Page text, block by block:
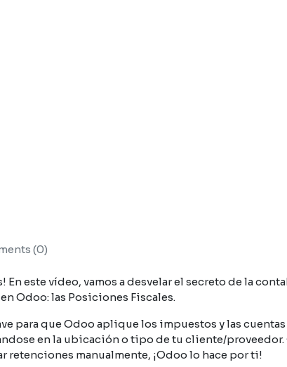
(0)
En este vídeo, vamos a desvelar el secreto de la
Odoo: las Posiciones Fiscales.
para que Odoo aplique los impuestos y las
en la ubicación o tipo de tu cliente/proveedor.
retenciones manualmente, ¡Odoo lo hace por ti!